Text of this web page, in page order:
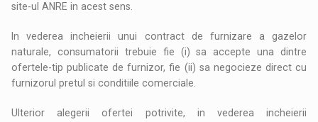
site-ul ANRE in acest sens.
In vederea incheierii unui contract de furnizare a gazelor
naturale, consumatorii trebuie fie (i) sa accepte una dintre
ofertele-tip publicate de furnizor, fie (ii) sa negocieze direct cu
furnizorul pretul si conditiile comerciale.
Ulterior alegerii ofertei potrivite, in vederea incheierii